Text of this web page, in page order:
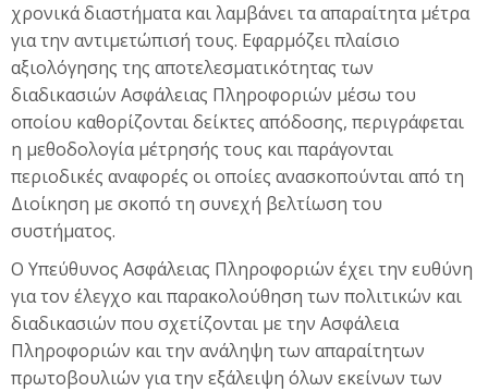
χρονικά διαστήματα και λαμβάνει τα απαραίτητα μέτρα
για την αντιμετώπισή τους. Εφαρμόζει πλαίσιο
αξιολόγησης της αποτελεσματικότητας των
διαδικασιών Ασφάλειας Πληροφοριών μέσω του
οποίου καθορίζονται δείκτες απόδοσης, περιγράφεται
η μεθοδολογία μέτρησής τους και παράγονται
περιοδικές αναφορές οι οποίες ανασκοπούνται από τη
Διοίκηση με σκοπό τη συνεχή βελτίωση του
συστήματος.
Ο Υπεύθυνος Ασφάλειας Πληροφοριών έχει την ευθύνη
για τον έλεγχο και παρακολούθηση των πολιτικών και
διαδικασιών που σχετίζονται με την Ασφάλεια
Πληροφοριών και την ανάληψη των απαραίτητων
πρωτοβουλιών για την εξάλειψη όλων εκείνων των